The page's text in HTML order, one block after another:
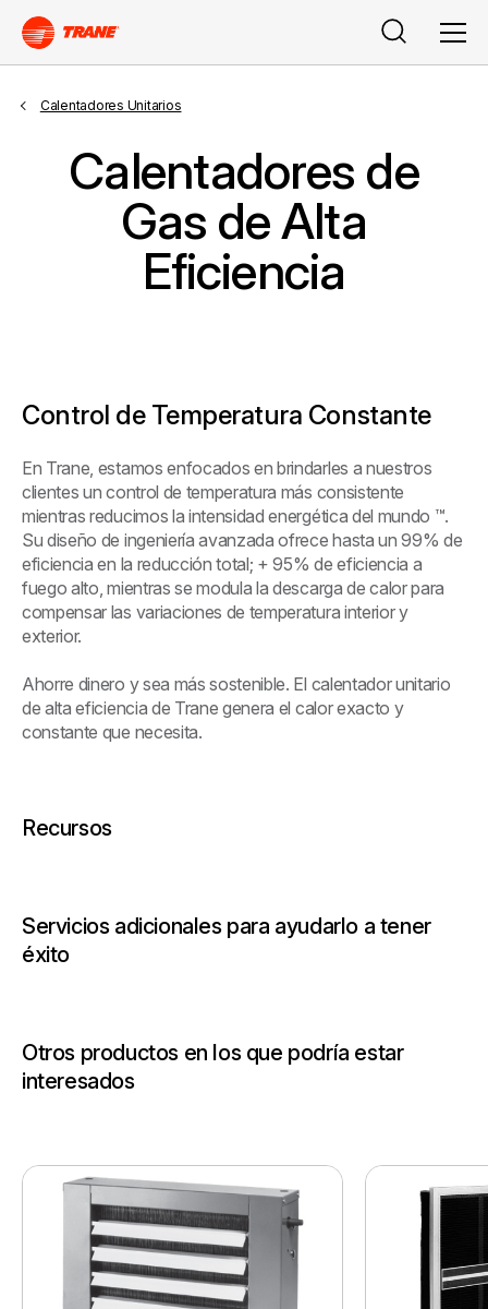
Search
Calentadores Unitarios
Calentadores de
Gas de Alta
Eficiencia
Control de Temperatura Constante
En Trane, estamos enfocados en brindarles a nuestros
clientes un control de temperatura más consistente
mientras reducimos la intensidad energética del mundo ™.
Su diseño de ingeniería avanzada ofrece hasta un 99% de
eficiencia en la reducción total; + 95% de eficiencia a
fuego alto, mientras se modula la descarga de calor para
compensar las variaciones de temperatura interior y
exterior.
Ahorre dinero y sea más sostenible. El calentador unitario
de alta eficiencia de Trane genera el calor exacto y
constante que necesita.
Recursos
Servicios adicionales para ayudarlo a tener
éxito
Otros productos en los que podría estar
interesados